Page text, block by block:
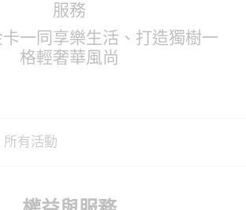
服務
一同享樂生活、打造獨樹一
格輕奢華風尚
所有活動